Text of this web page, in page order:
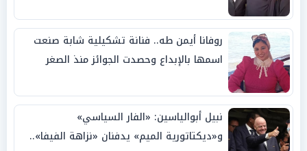
روفانا أيمن طه.. فنانة تشكيلية شابة صنعت
اسمها بالإبداع وحصدت الجوائز منذ الصغر
نبيل أبوالياسين: «الفار السياسي»
و«ديكتاتورية الميم» يدفنان «نزاهة الفيفا»..